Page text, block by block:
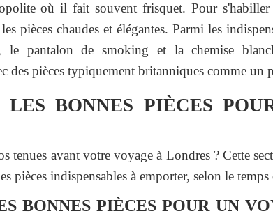
où il fait souvent frisquet. Pour
pièces chaudes et élégantes. Parmi les
le pantalon de smoking et la chemise
des pièces typiquement britanniques comme un
LES BONNES PIÈCES
tenues avant votre voyage à Londres ? Cette
pièces indispensables à emporter, selon le
BONNES PIÈCES POUR UN